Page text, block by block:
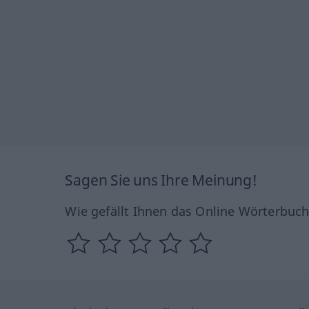
Sagen Sie uns Ihre Meinung!
Wie gefällt Ihnen das Online